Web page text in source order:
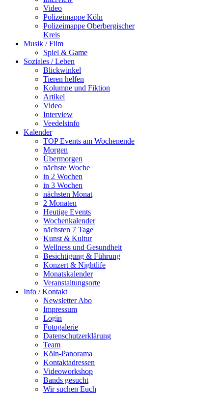
Video
Polizeimappe Köln
Polizeimappe Oberbergischer
Kreis
Musik / Film
Spiel & Game
Soziales / Leben
Blickwinkel
Tieren helfen
Kolumne und Fiktion
Artikel
Video
Interview
Veedelsinfo
Kalender
TOP Events am Wochenende
Morgen
Übermorgen
nächste Woche
in 2 Wochen
in 3 Wochen
nächsten Monat
2 Monaten
Heutige Events
Wochenkalender
nächsten 7 Tage
Kunst & Kultur
Wellness und Gesundheit
Besichtigung & Führung
Konzert & Nightlife
Monatskalender
Veranstaltungsorte
Info / Kontakt
Newsletter Abo
Impressum
Login
Fotogalerie
Datenschutzerklärung
Team
Köln-Panorama
Kontaktadressen
Videoworkshop
Bands gesucht
Wir suchen Euch